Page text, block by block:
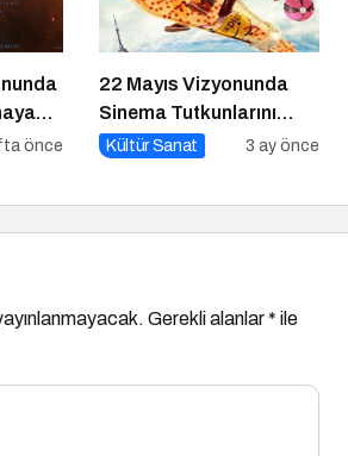
önce
22 Mayıs Vizyonunda
Sinema Tutkunlarını
Dopdolu Bir Hafta
Kültür Sanat 3 ay önce
Gerekli alanlar* ile